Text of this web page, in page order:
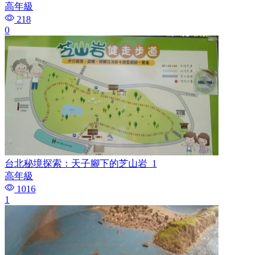
高年級
218
0
台北秘境探索：天子腳下的芝山岩_1
高年級
1016
1